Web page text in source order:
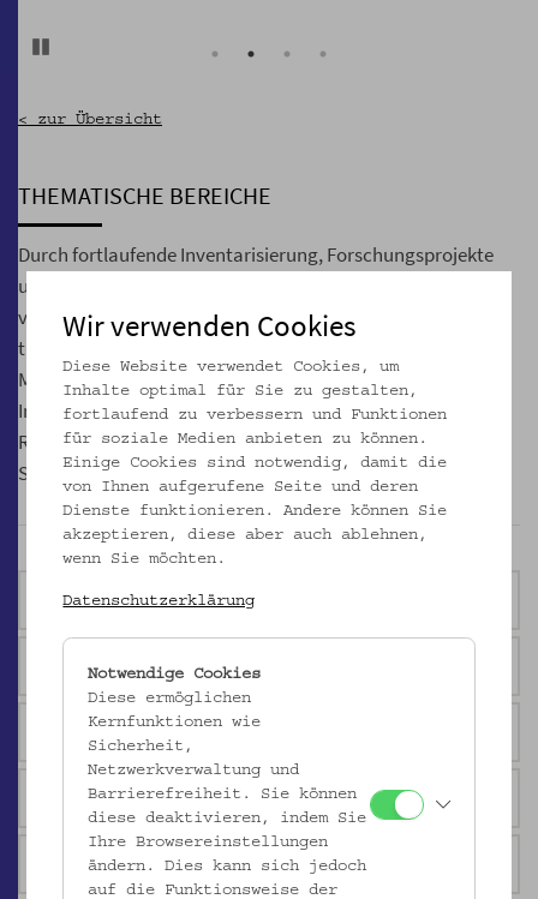
< zur Übersicht
THEMATISCHE BEREICHE
Durch fortlaufende Inventarisierung, Forschungsprojekte
und Ausstellungstätigkeit entstehen Objektgruppen, die
vertieft beschrieben und dokumentiert sind. Solche
thematischen Bereiche umfassen meist Objekte aus allen
Materialgruppen. Beispiele sind Geräte und Handwerk,
Imkerei, Musikinstrumente, profane Skulptur und Plastik,
Religion und Glaube, Krippen, Votive, Judaica, Uhren und
Spielzeug.
Geräte und Handwerk
Imkerei
Musikinstrumente
Skulptur und Plastik
Religion und Glaube
Wir verwenden Cookies
Diese Website verwendet Cookies, um
Inhalte optimal für Sie zu gestalten,
fortlaufend zu verbessern und Funktionen
für soziale Medien anbieten zu können.
Einige Cookies sind notwendig, damit die
von Ihnen aufgerufene Seite und deren
Dienste funktionieren. Andere können Sie
akzeptieren, diese aber auch ablehnen,
wenn Sie möchten.
Datenschutzerklärung
Notwendige Cookies
Diese ermöglichen
Kernfunktionen wie
Sicherheit,
Netzwerkverwaltung und
Barrierefreiheit. Sie können
diese deaktivieren, indem Sie
Ihre Browsereinstellungen
ändern. Dies kann sich jedoch
auf die Funktionsweise der